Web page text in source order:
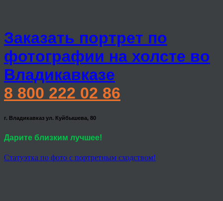
Заказать портрет по
фотографии на холсте во
Владикавказе
8 800 222 02 86
г. Владикавказ ул. Куйбышева, 80
Дарите близким лучшее!
Статуэтка по фото с портретным сходством!